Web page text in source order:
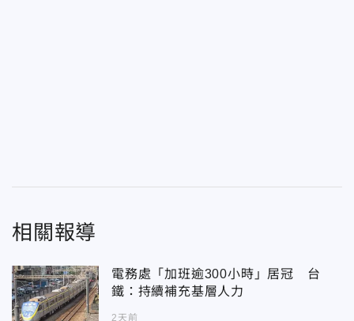
相關報導
電務處「加班逾300小時」居冠 台
鐵：持續補充基層人力
2天前